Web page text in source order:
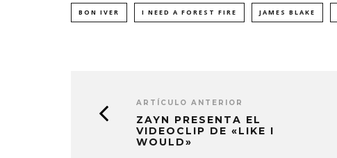
BON IVER I NEED A FOREST FIRE JAMES BLAKE
ARTÍCULO ANTERIOR
ZAYN PRESENTA EL
VIDEOCLIP DE «LIKE I
WOULD»